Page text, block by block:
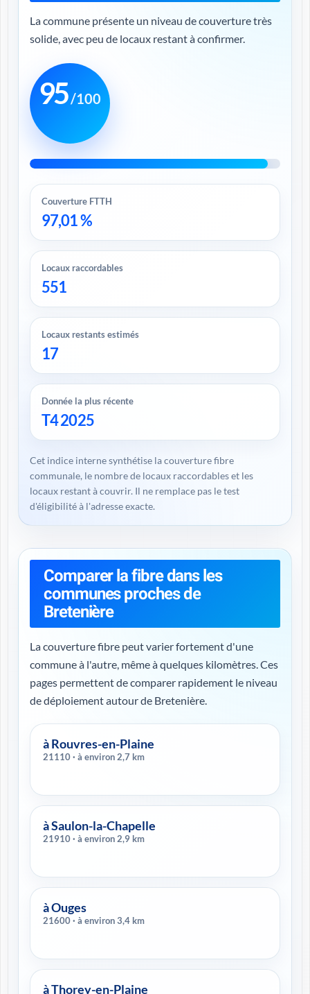
La commune présente un niveau de couverture très
solide, avec peu de locaux restant à confirmer.
95/100
Couverture FTTH
97,01 %
Locaux raccordables
551
Locaux restants estimés
17
Donnée la plus récente
T4 2025
Cet indice interne synthétise la couverture fibre
communale, le nombre de locaux raccordables et les
locaux restant à couvrir. Il ne remplace pas le test
d'éligibilité à l'adresse exacte.
Comparer la fibre dans les
communes proches de
Bretenière
La couverture fibre peut varier fortement d'une
commune à l'autre, même à quelques kilomètres. Ces
pages permettent de comparer rapidement le niveau
de déploiement autour de Bretenière.
à Rouvres-en-Plaine
21110 · à environ 2,7 km
à Saulon-la-Chapelle
21910 · à environ 2,9 km
à Ouges
21600 · à environ 3,4 km
à Thorey-en-Plaine